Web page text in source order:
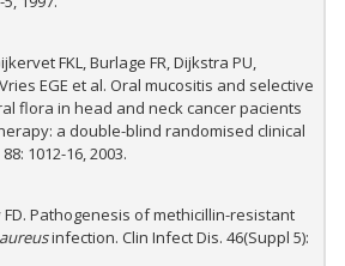
FKL, Burlage FR, Dijkstra PU,
EGE et al. Oral mucositis and selective
flora in head and neck cancer pacients
a double-blind randomised clinical
1012-16, 2003.
FD. Pathogenesis of methicillin-resistant
infection. Clin Infect Dis. 46(Suppl 5):